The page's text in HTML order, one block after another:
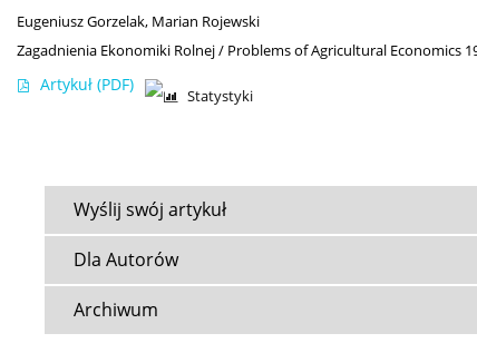
Eugeniusz Gorzelak, Marian Rojewski
Zagadnienia Ekonomiki Rolnej / Problems of Agricultural Economics
Artykuł (PDF)
Statystyki
Wyślij swój artykuł
Dla Autorów
Archiwum